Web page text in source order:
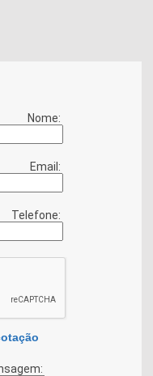
Nome:
Email:
Telefone: